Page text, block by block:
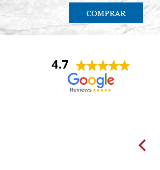
COMPRAR
4.7
Anna Maria Negri